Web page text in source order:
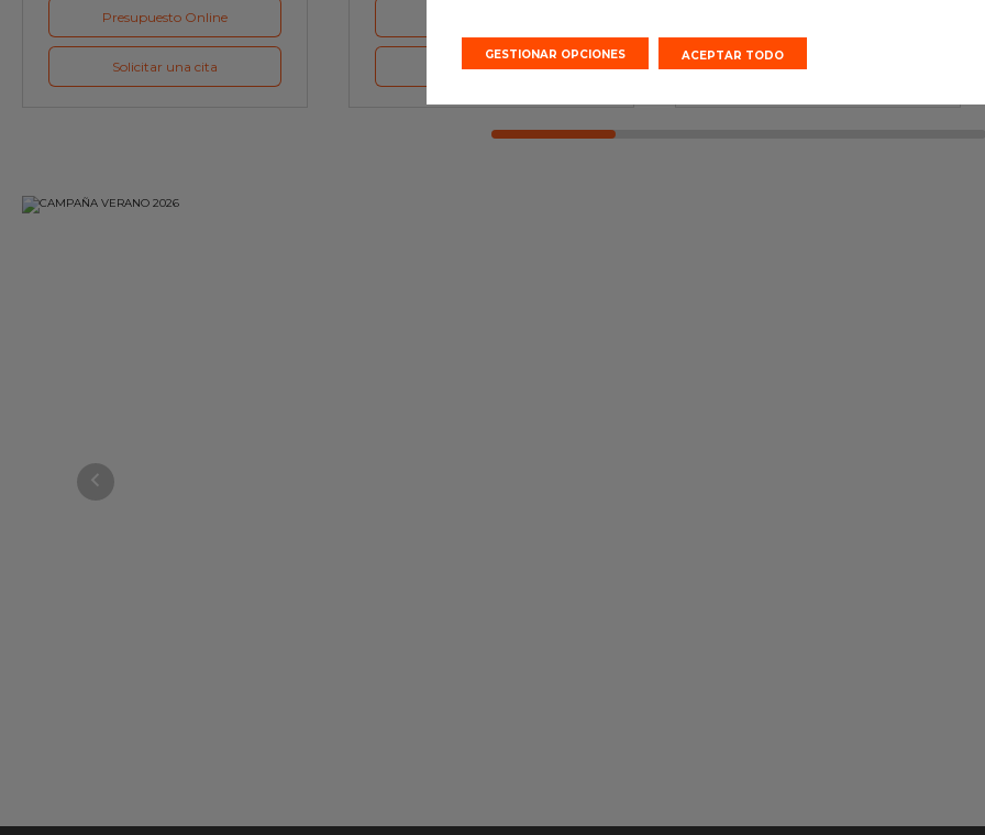
Presupuesto Online
Solicitar una cita Solicitar una cita Solicitar una cita
GESTIONAR OPCIONES ACEPTAR TODO